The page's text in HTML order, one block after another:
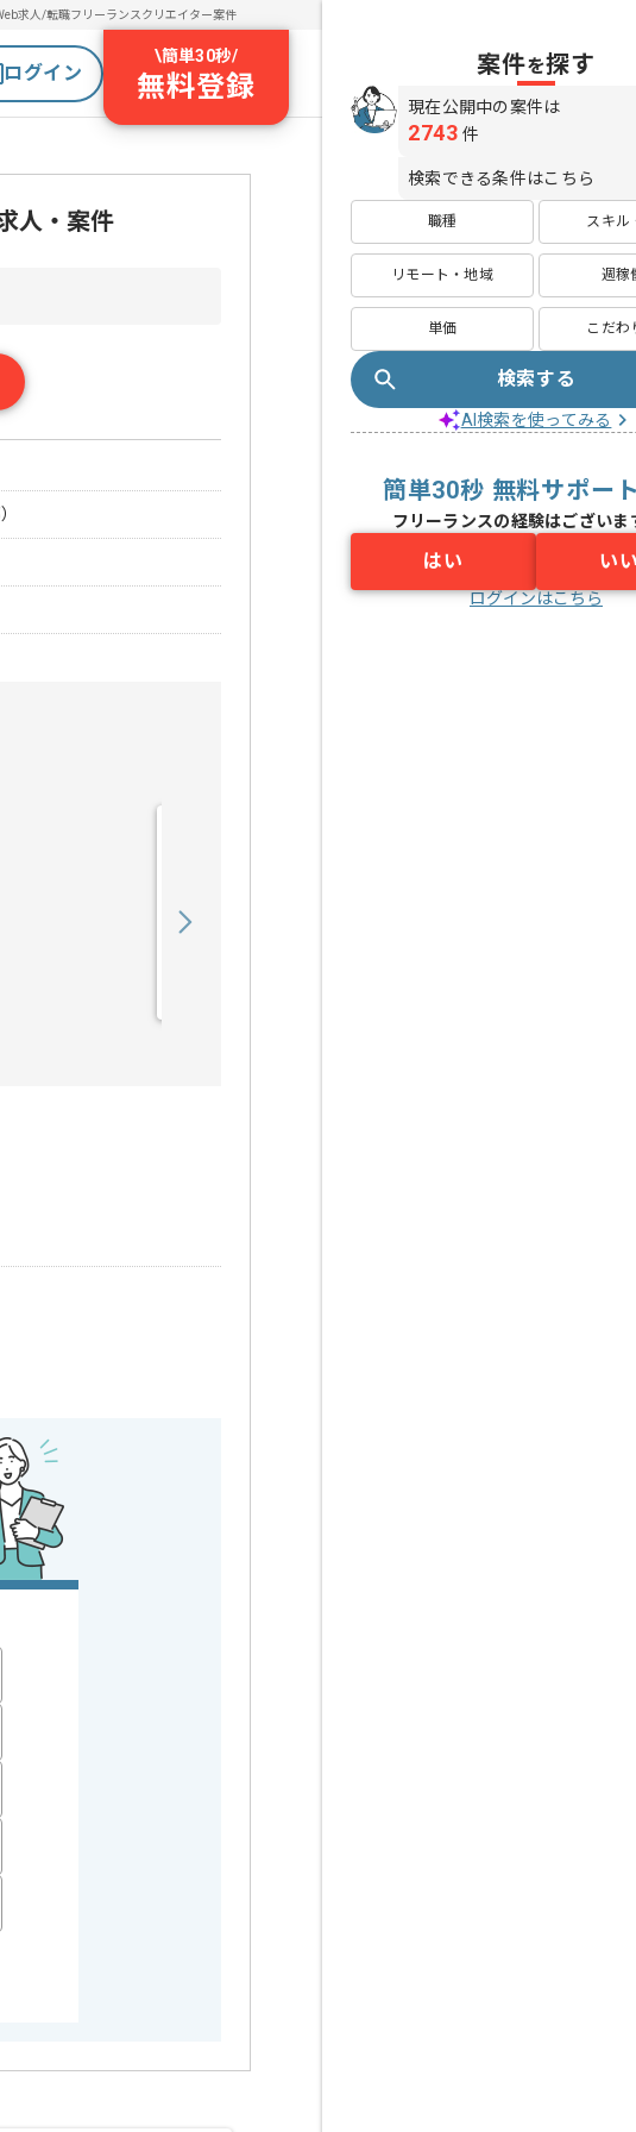
求人/転職フリーランスクリエイター案件
ログイン
\簡単30秒/
無料登録
人・案件
Tomcat、
ださい！
案件を探す
現在公開中の案件は
2743 件
検索できる条件はこちら
職種 スキル
リモート・地域 週稼
単価 こだわ
検索する
AI検索を使ってみる
簡単30秒 無料サポー
フリーランスの経験はございま
はい い
ログインはこちら